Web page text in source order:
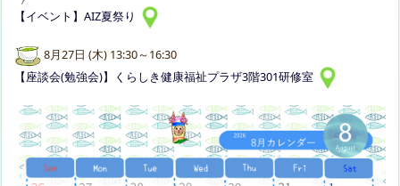
【イベント】AIZ夏祭り
8月27日 (木) 13:30～16:30
【座談会(勉強会)】くらしき健康福祉プラザ3階301研修室